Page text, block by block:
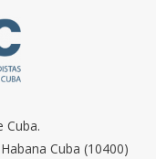
Cuba.
Cuba (10400)